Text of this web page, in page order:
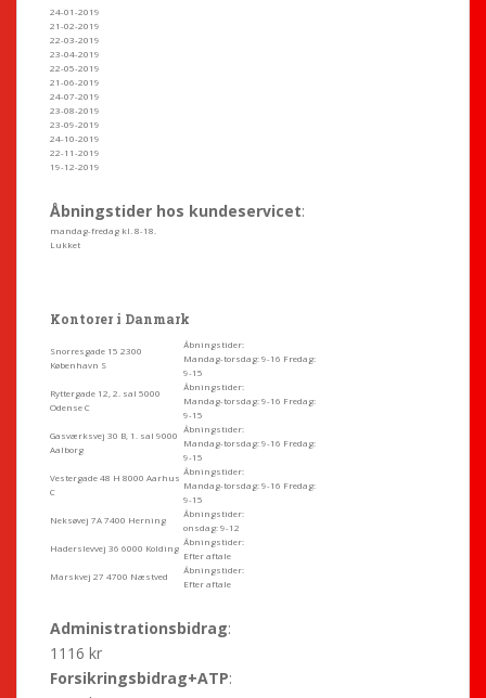
24-01-2019
21-02-2019
22-03-2019
23-04-2019
22-05-2019
21-06-2019
24-07-2019
23-08-2019
23-09-2019
24-10-2019
22-11-2019
19-12-2019
Åbningstider hos kundeservicet:
mandag-fredag kl. 8-18.
Lukket
Kontorer i Danmark
Snorresgade 15 2300
København S
Åbningstider:
Mandag-torsdag: 9-16 Fredag:
9-15
Ryttergade 12, 2. sal 5000
Odense C
Åbningstider:
Mandag-torsdag: 9-16 Fredag:
9-15
Gasværksvej 30 B, 1. sal 9000
Aalborg
Åbningstider:
Mandag-torsdag: 9-16 Fredag:
9-15
Vestergade 48 H 8000 Aarhus
C
Åbningstider:
Mandag-torsdag: 9-16 Fredag:
9-15
Neksøvej 7A 7400 Herning
Åbningstider:
onsdag: 9-12
Haderslevvej 36 6000 Kolding
Åbningstider:
Efter aftale
Marskvej 27 4700 Næstved
Åbningstider:
Efter aftale
Administrationsbidrag:
1116 kr
Forsikringsbidrag+ATP: